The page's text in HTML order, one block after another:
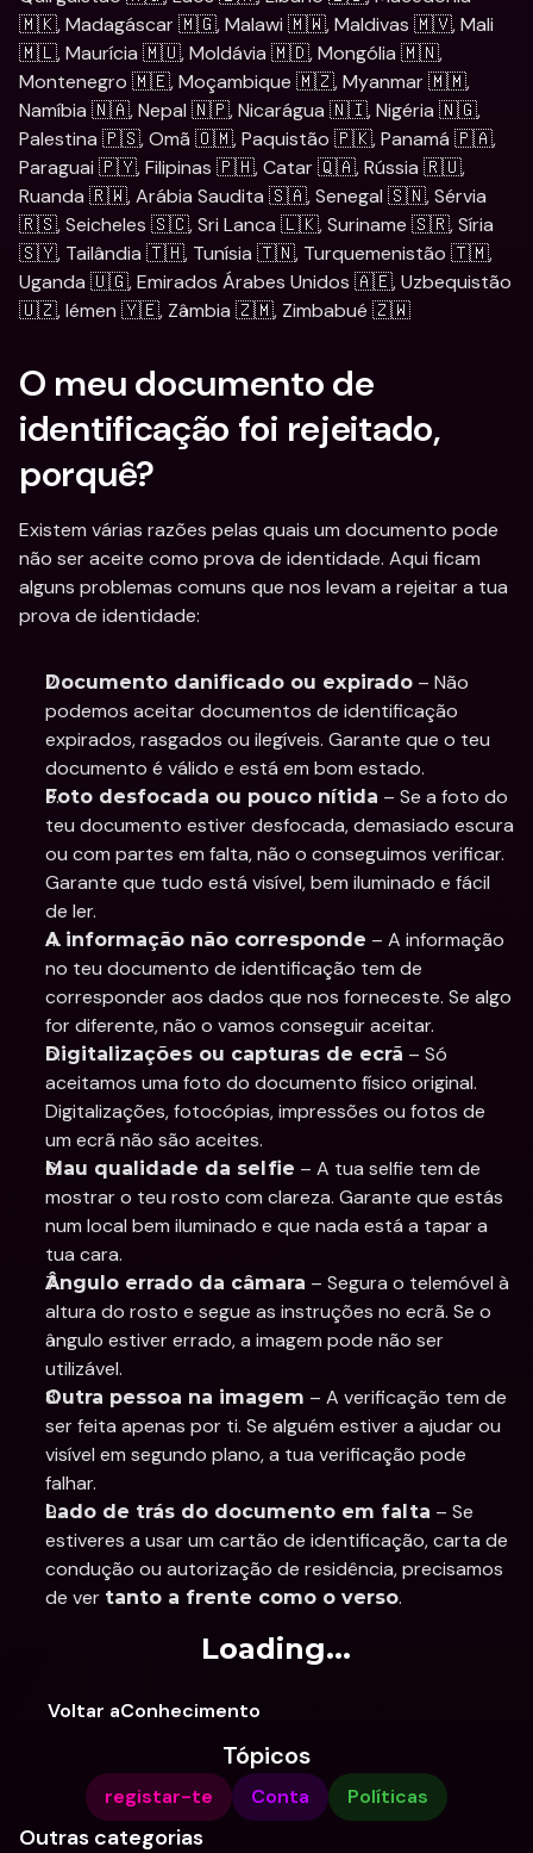
🇲🇰, Madagáscar 🇲🇬, Malawi 🇲🇼, Maldivas 🇲🇻, Mali
🇲🇱, Maurícia 🇲🇺, Moldávia 🇲🇩, Mongólia 🇲🇳,
Montenegro 🇲🇪, Moçambique 🇲🇿, Myanmar 🇲🇲,
Namíbia 🇳🇦, Nepal 🇳🇵, Nicarágua 🇳🇮, Nigéria 🇳🇬,
Palestina 🇵🇸, Omã 🇴🇲, Paquistão 🇵🇰, Panamá 🇵🇦,
Paraguai 🇵🇾, Filipinas 🇵🇭, Catar 🇶🇦, Rússia 🇷🇺,
Ruanda 🇷🇼, Arábia Saudita 🇸🇦, Senegal 🇸🇳, Sérvia
🇷🇸, Seicheles 🇸🇨, Sri Lanca 🇱🇰, Suriname 🇸🇷, Síria
🇸🇾, Tailândia 🇹🇭, Tunísia 🇹🇳, Turquemenistão 🇹🇲,
Uganda 🇺🇬, Emirados Árabes Unidos 🇦🇪, Uzbequistão
🇺🇿, Iémen 🇾🇪, Zâmbia 🇿🇲, Zimbabué 🇿🇼
O meu documento de
identificação foi rejeitado,
porquê?
Existem várias razões pelas quais um documento pode
não ser aceite como prova de identidade. Aqui ficam
alguns problemas comuns que nos levam a rejeitar a tua
prova de identidade:
Documento danificado ou expirado – Não
podemos aceitar documentos de identificação
expirados, rasgados ou ilegíveis. Garante que o teu
documento é válido e está em bom estado.
Foto desfocada ou pouco nítida – Se a foto do
teu documento estiver desfocada, demasiado escura
ou com partes em falta, não o conseguimos verificar.
Garante que tudo está visível, bem iluminado e fácil
de ler.
A informação não corresponde – A informação
no teu documento de identificação tem de
corresponder aos dados que nos forneceste. Se algo
for diferente, não o vamos conseguir aceitar.
Digitalizações ou capturas de ecrã – Só
aceitamos uma foto do documento físico original.
Digitalizações, fotocópias, impressões ou fotos de
um ecrã não são aceites.
Mau qualidade da selfie – A tua selfie tem de
mostrar o teu rosto com clareza. Garante que estás
num local bem iluminado e que nada está a tapar a
tua cara.
Ângulo errado da câmara – Segura o telemóvel à
altura do rosto e segue as instruções no ecrã. Se o
ângulo estiver errado, a imagem pode não ser
utilizável.
Outra pessoa na imagem – A verificação tem de
ser feita apenas por ti. Se alguém estiver a ajudar ou
visível em segundo plano, a tua verificação pode
falhar.
Lado de trás do documento em falta – Se
estiveres a usar um cartão de identificação, carta de
condução ou autorização de residência, precisamos
de ver tanto a frente como o verso.
Loading...
Voltar aConhecimento
Tópicos
registar-te Conta Políticas
Outras categorias